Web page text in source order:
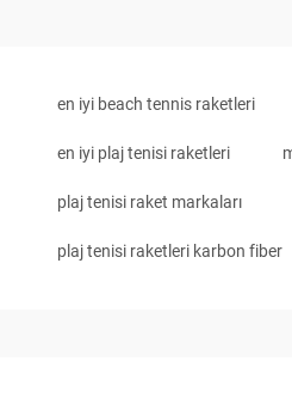
en iyi beach tennis raketleri
en iyi plaj tenisi raketleri
plaj tenisi raket markaları
plaj tenisi raketleri karbon fiber